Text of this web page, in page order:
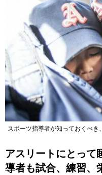
スポーツ指導者が知っておくべ
アスリートにとっ
導者も試合、練習、